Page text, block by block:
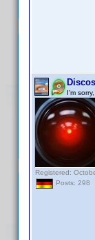
I'm sorry,
Registered:
Posts: 298